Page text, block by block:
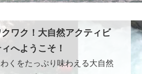
クワク！大自然アクティビ
へようこそ！
くをたっぷり味わえる大自然